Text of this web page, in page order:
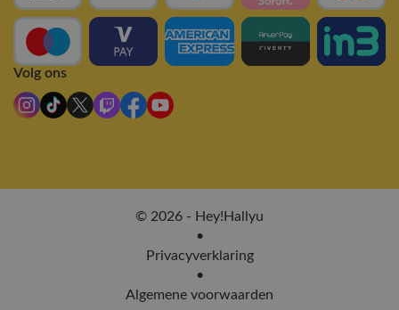
Volg ons
© 2026 - Hey!Hallyu
•
Privacyverklaring
•
Algemene voorwaarden